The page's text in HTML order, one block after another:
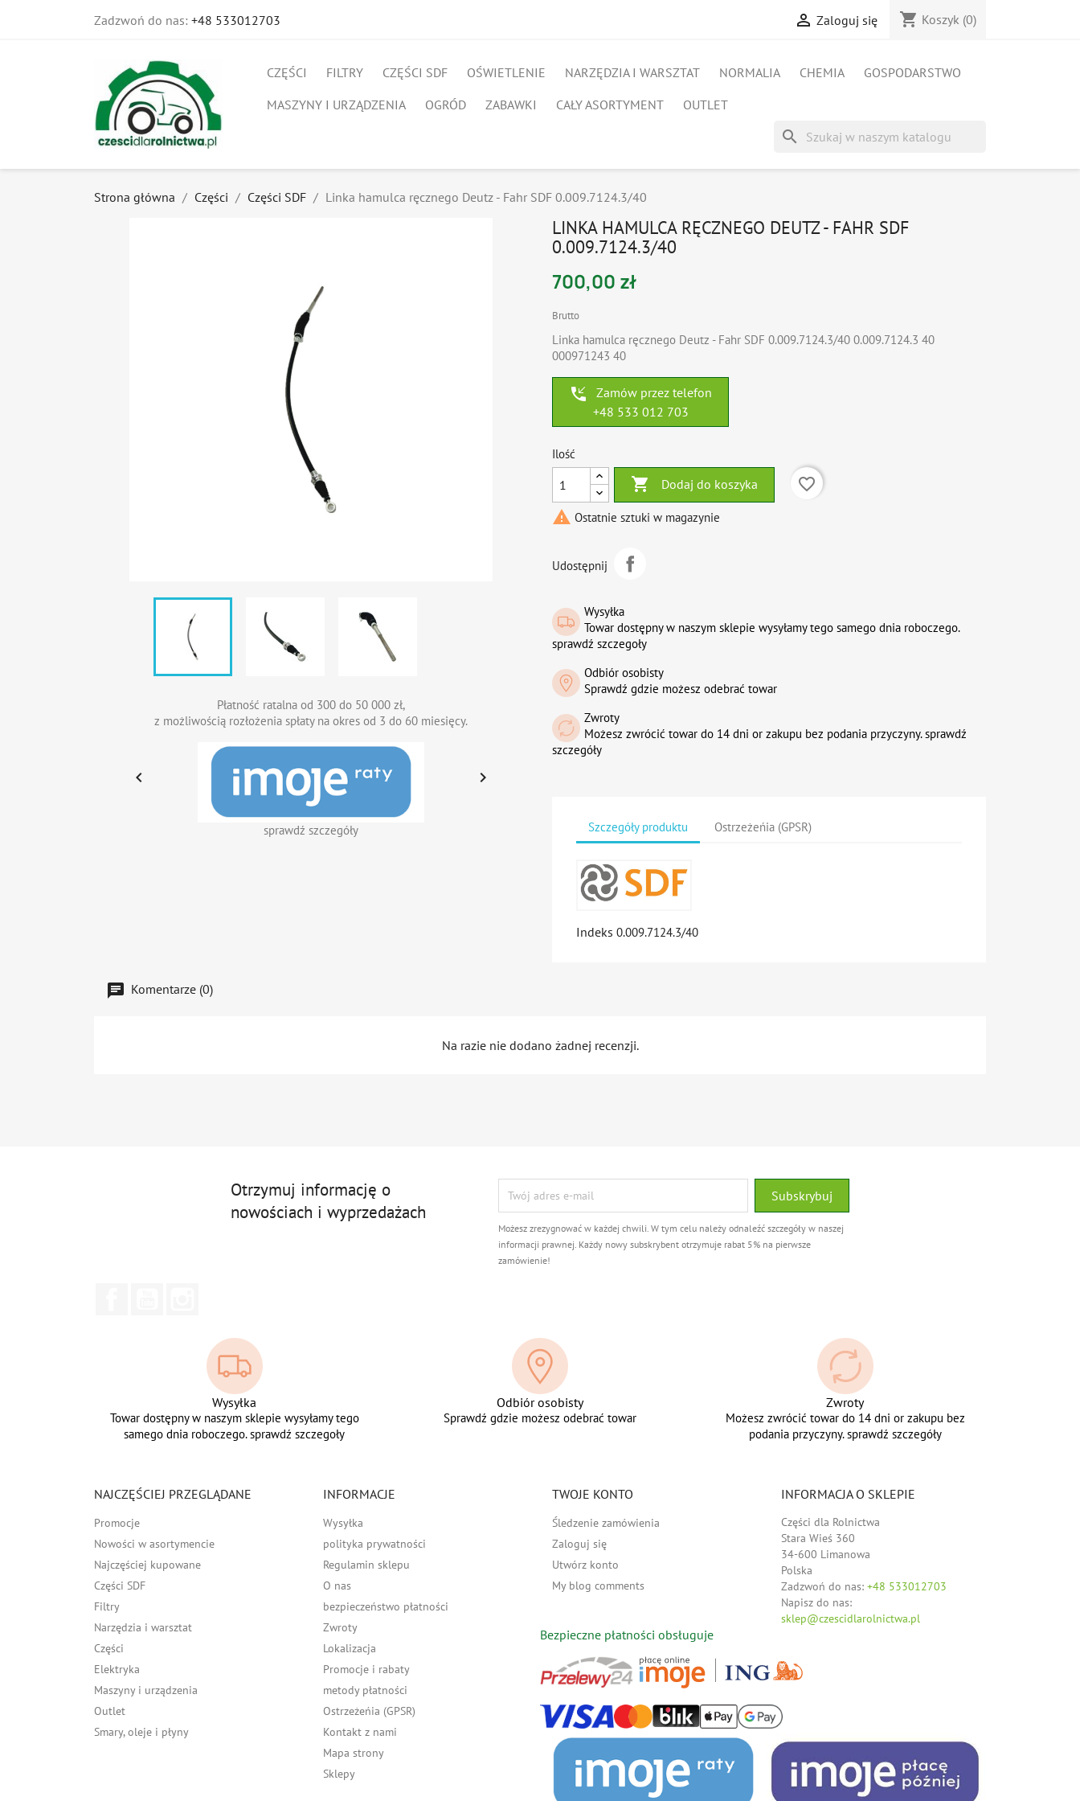
Zadzwoń do nas: +48 533012703  Zaloguj się shopping_cart Koszyk (0)
CZĘŚCI FILTRY CZĘŚCI SDF OŚWIETLENIE NARZĘDZIA I WARSZTAT NORMALIA CHEMIA
GOSPODARSTWO
MASZYNY I URZĄDZENIA
OGRÓD ZABAWKI CAŁY ASORTYMENT OUTLET
search
Strona główna Części Części SDF Linka hamulca ręcznego Deutz - Fahr SDF 0.009.7124.3/40
Płatność ratalna od 300 do 50 000 zł,
z możliwością rozłożenia spłaty na okres od 3 do 60 miesięcy.
sprawdź szczegóły
 
LINKA HAMULCA RĘCZNEGO DEUTZ - FAHR SDF
0.009.7124.3/40
700,00 zł
Brutto
Linka hamulca ręcznego Deutz - Fahr SDF 0.009.7124.3/40 0.009.7124.3 40
000971243 40
phone_callback
Zamów przez telefon
+48 533 012 703
Ilość
 Dodaj do koszyka
favorite_border
 Ostatnie sztuki w magazynie
Udostępnij
Wysyłka
Towar dostępny w naszym sklepie wysyłamy tego samego dnia roboczego.
sprawdź szczegoły
Odbiór osobisty
Sprawdź gdzie możesz odebrać towar
Zwroty
Możesz zwrócić towar do 14 dni or zakupu bez podania przyczyny. sprawdź
szczegóły
Szczegóły produktu Ostrzeżeńia (GPSR)
Indeks 0.009.7124.3/40
Komentarze (0)
Na razie nie dodano żadnej recenzji.
Otrzymuj informację o
nowościach i wyprzedażach
Możesz zrezygnować w każdej chwili. W tym celu należy odnaleźć szczegóły w naszej
informacji prawnej. Każdy nowy subskrybent otrzymuje rabat 5% na pierwsze
zamówienie!
Wysyłka
Towar dostępny w naszym sklepie wysyłamy tego
samego dnia roboczego. sprawdź szczegoły
Odbiór osobisty
Sprawdź gdzie możesz odebrać towar
Zwroty
Możesz zwrócić towar do 14 dni or zakupu bez
podania przyczyny. sprawdź szczegóły
NAJCZĘŚCIEJ PRZEGLĄDANE
Promocje
Nowości w asortymencie
Najczęściej kupowane
Części SDF
Filtry
Narzędzia i warsztat
Części
Elektryka
Maszyny i urządzenia
Outlet
Smary, oleje i płyny
INFORMACJE
Wysyłka
polityka prywatności
Regulamin sklepu
O nas
bezpieczeństwo płatności
Zwroty
Lokalizacja
Promocje i rabaty
metody płatności
Ostrzeżeńia (GPSR)
Kontakt z nami
Mapa strony
Sklepy
TWOJE KONTO
Śledzenie zamówienia
Zaloguj się
Utwórz konto
My blog comments
INFORMACJA O SKLEPIE
Części dla Rolnictwa
Stara Wieś 360
34-600 Limanowa
Polska
Zadzwoń do nas: +48 533012703
Napisz do nas:
sklep@czescidlarolnictwa.pl
Bezpieczne płatności obsługuje